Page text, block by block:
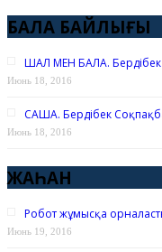
БАЛА БАЙЛЫҒЫ
ШАЛ МЕН БАЛА.
Июнь 18, 2016
САША. Бердібек
Июнь 18, 2016
ЖАҺАН
Робот жұмысқа
Июнь 19, 2016